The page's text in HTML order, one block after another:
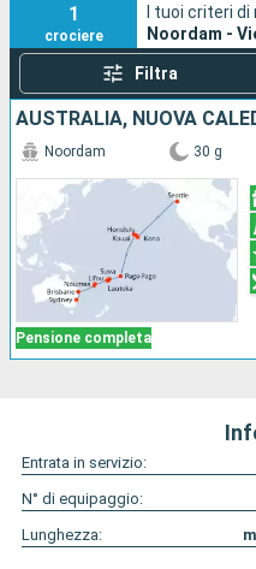
1
crociere
I tuoi criteri
Noordam -
Filtra
Pensione completa
Noordam 30 g
Entrata in servizio:
N° di equipaggio:
Lunghezza:
m